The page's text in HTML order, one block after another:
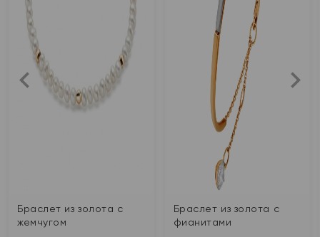
Браслет из золота с
жемчугом
Браслет из золота с
фианитами